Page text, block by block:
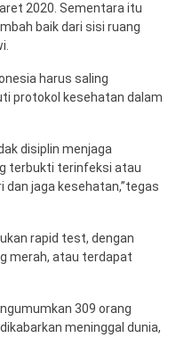
2020. Sementara itu
baik dari sisi ruang
harus saling
protokol kesehatan dalam
disiplin menjaga
terbukti terinfeksi atau
jaga kesehatan,”tegas
rapid test, dengan
merah, atau terdapat
309 orang
meninggal dunia,